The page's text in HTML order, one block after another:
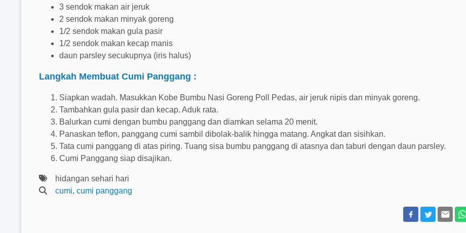
3 sendok makan air jeruk
2 sendok makan minyak goreng
1/2 sendok makan gula pasir
1/2 sendok makan kecap manis
daun parsley secukupnya (iris halus)
Langkah Membuat Cumi Panggang :
Siapkan wadah. Masukkan Kobe Bumbu Nasi Goreng Poll Pedas, air jeruk nipis dan minyak goreng.
Tambahkan gula pasir dan kecap. Aduk rata.
Balurkan cumi dengan bumbu panggang dan diamkan selama 20 menit.
Panaskan teflon, panggang cumi sambil dibolak-balik hingga matang. Angkat dan sisihkan.
Tata cumi panggang di atas piring. Tuang sisa bumbu panggang di atasnya dan taburi dengan daun parsley.
Cumi Panggang siap disajikan.
hidangan sehari hari
cumi, cumi panggang